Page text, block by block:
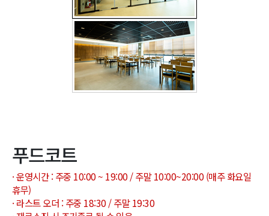
푸드코트
· 운영시간 : 주중 10:00 ~ 19:00 / 주말 10:00~20:00 (매주 화요일
휴무)
· 라스트 오더 : 주중 18:30 / 주말 19:30